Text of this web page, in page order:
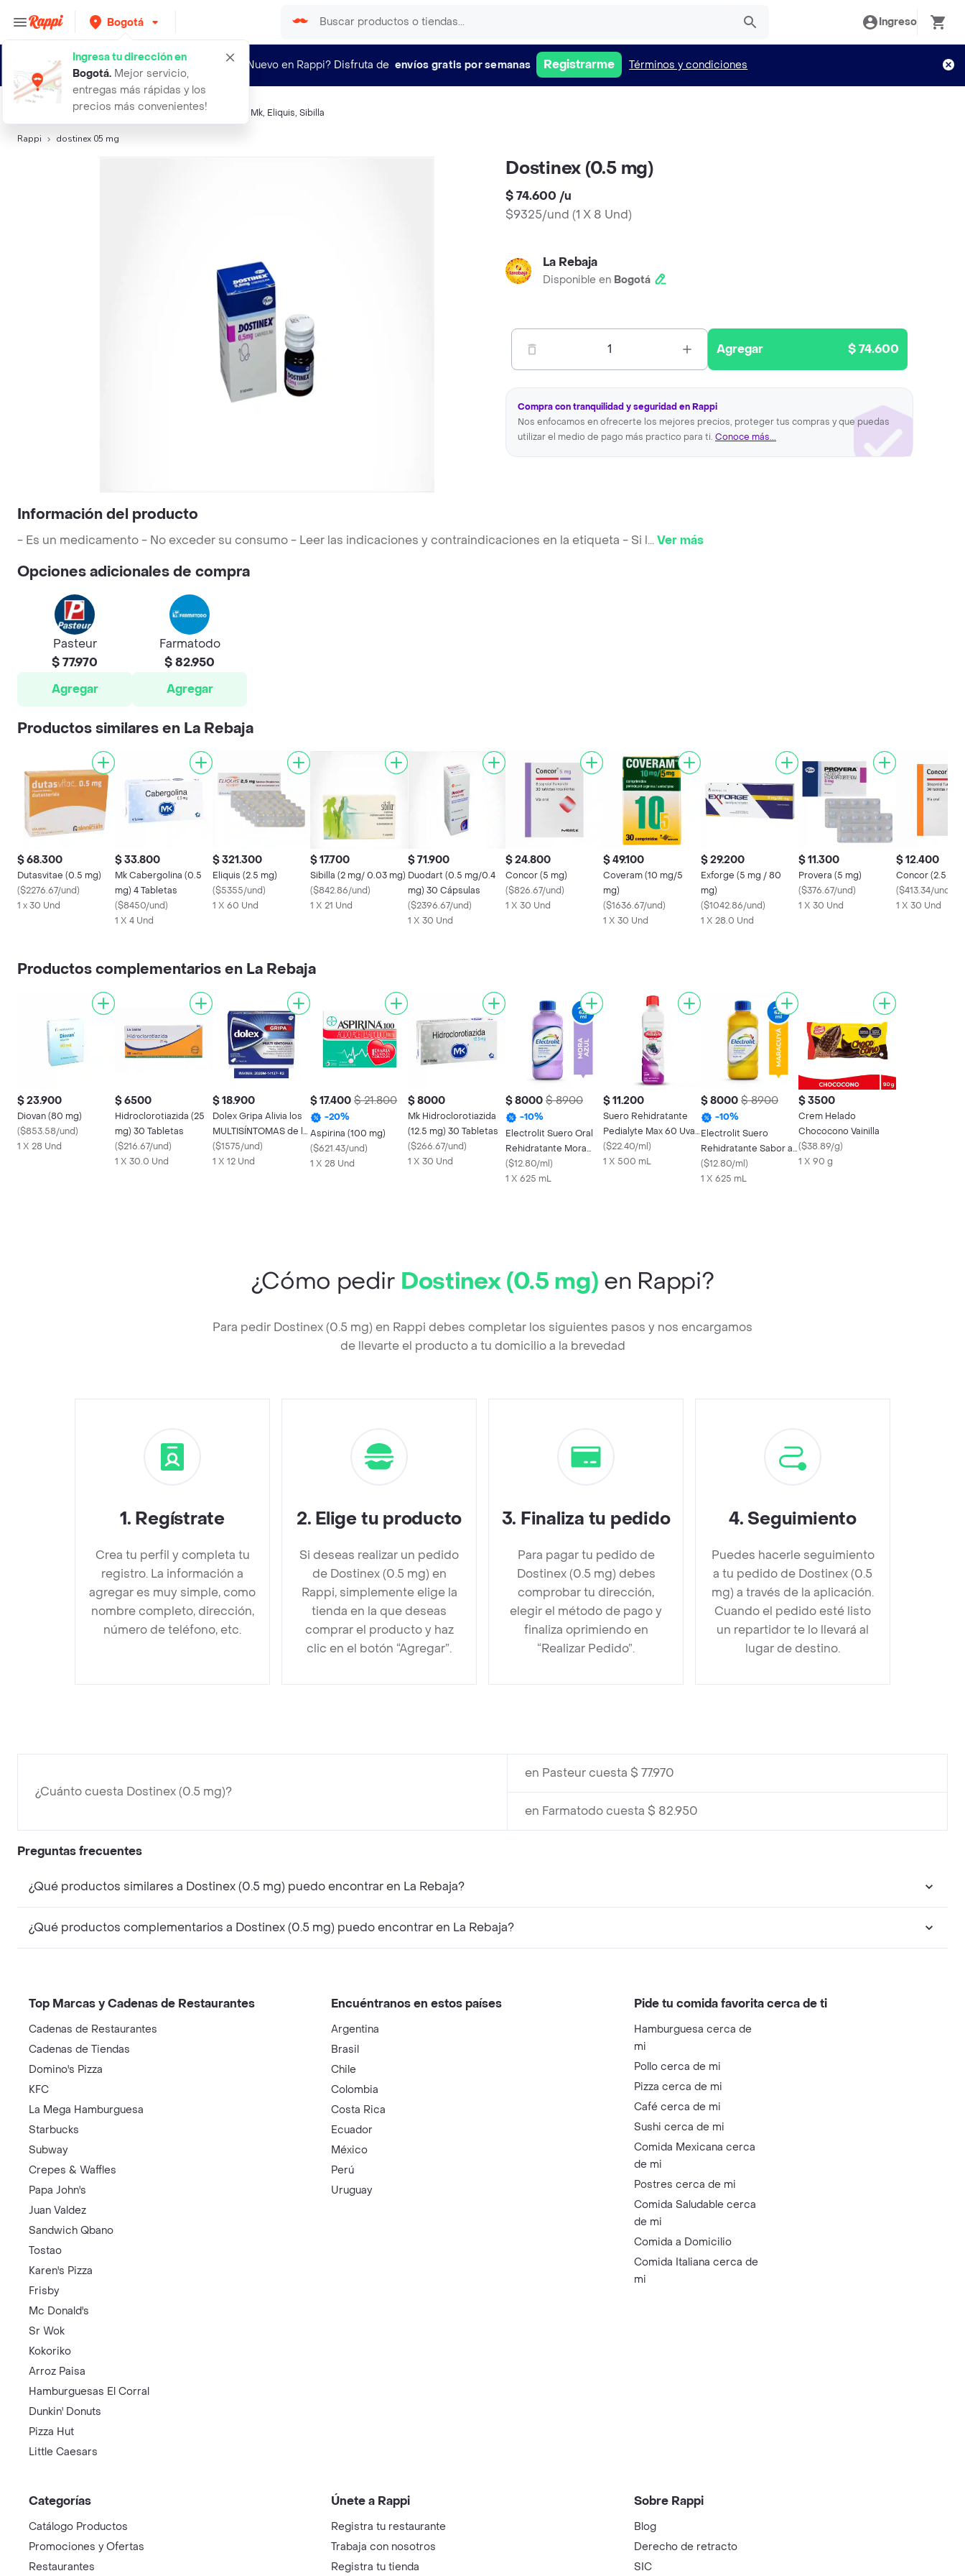
Bogotá
Ingresa tu dirección en
Bogotá. Mejor servicio,
entregas más rápidas y los
precios más convenientes!
Ingreso
¿Nuevo en Rappi? Disfruta de envíos gratis por semanas Registrarme Términos y condiciones
Búsquedas relacionadas:Sistema Nervioso, Mk, Eliquis, Sibilla
Rappi dostinex 05 mg
Dostinex (0.5 mg)
$ 74.600 /u
$9325/und (1 X 8 Und)
La Rebaja
Disponible en Bogotá
1 Agregar $ 74.600
Compra con tranquilidad y seguridad en Rappi
Nos enfocamos en ofrecerte los mejores precios, proteger tus compras y que puedas
utilizar el medio de pago más practico para ti. Conoce más...
Información del producto
- Es un medicamento - No exceder su consumo - Leer las indicaciones y contraindicaciones en la etiqueta - Si l...Ver más
Opciones adicionales de compra
Pasteur
$ 77.970
Agregar
Farmatodo
$ 82.950
Agregar
Productos similares en La Rebaja
$ 68.300
Dutasvitae (0.5 mg)
($2276.67/und)
1 x 30 Und
$ 33.800
Mk Cabergolina (0.5
mg) 4 Tabletas
($8450/und)
1 X 4 Und
$ 321.300
Eliquis (2.5 mg)
($5355/und)
1 X 60 Und
$ 17.700
Sibilla (2 mg/ 0.03 mg)
($842.86/und)
1 X 21 Und
$ 71.900
Duodart (0.5 mg/0.4
mg) 30 Cápsulas
($2396.67/und)
1 X 30 Und
$ 24.800
Concor (5 mg)
($826.67/und)
1 X 30 Und
$ 49.100
Coveram (10 mg/5
mg)
($1636.67/und)
1 X 30 Und
$ 29.200
Exforge (5 mg / 80
mg)
($1042.86/und)
1 X 28.0 Und
$ 11.300
Provera (5 mg)
($376.67/und)
1 X 30 Und
$ 12.400
Concor (2.5 mg)
($413.34/und
1 X 30 Und
Productos complementarios en La Rebaja
$ 23.900
Diovan (80 mg)
($853.58/und)
1 X 28 Und
$ 6500
Hidroclorotiazida (25
mg) 30 Tabletas
($216.67/und)
1 X 30.0 Und
$ 18.900
Dolex Gripa Alivia los
MULTISÍNTOMAS de la
Gripa X 12 tabs
($1575/und)
1 X 12 Und
$ 17.400 $ 21.800
-20%
Aspirina (100 mg)
($621.43/und)
1 X 28 Und
$ 8000
Mk Hidroclorotiazida
(12.5 mg) 30 Tabletas
($266.67/und)
1 X 30 Und
$ 8000 $ 8900
-10%
Electrolit Suero Oral
Rehidratante Mora
Azul
($12.80/ml)
1 X 625 mL
$ 11.200
Suero Rehidratante
Pedialyte Max 60 Uva
Frasco 500 mL
($22.40/ml)
1 X 500 mL
$ 8000 $ 8900
-10%
Electrolit Suero
Rehidratante Sabor a
Maracuyá
($12.80/ml)
1 X 625 mL
$ 3500
Crem Helado
Chococono Vainilla
($38.89/g)
1 X 90 g
¿Cómo pedir Dostinex (0.5 mg) en Rappi?
Para pedir Dostinex (0.5 mg) en Rappi debes completar los siguientes pasos y nos encargamos
de llevarte el producto a tu domicilio a la brevedad
1. Regístrate
Crea tu perfil y completa tu
registro. La información a
agregar es muy simple, como
nombre completo, dirección,
número de teléfono, etc.
2. Elige tu producto
Si deseas realizar un pedido
de Dostinex (0.5 mg) en
Rappi, simplemente elige la
tienda en la que deseas
comprar el producto y haz
clic en el botón “Agregar”.
3. Finaliza tu pedido
Para pagar tu pedido de
Dostinex (0.5 mg) debes
comprobar tu dirección,
elegir el método de pago y
finaliza oprimiendo en
“Realizar Pedido”.
4. Seguimiento
Puedes hacerle seguimiento
a tu pedido de Dostinex (0.5
mg) a través de la aplicación.
Cuando el pedido esté listo
un repartidor te lo llevará al
lugar de destino.
¿Cuánto cuesta Dostinex (0.5 mg)?
en Pasteur cuesta $ 77.970
en Farmatodo cuesta $ 82.950
Preguntas frecuentes
¿Qué productos similares a Dostinex (0.5 mg) puedo encontrar en La Rebaja?
¿Qué productos complementarios a Dostinex (0.5 mg) puedo encontrar en La Rebaja?
Top Marcas y Cadenas de Restaurantes
Cadenas de Restaurantes
Cadenas de Tiendas
Domino's Pizza
KFC
La Mega Hamburguesa
Starbucks
Subway
Crepes & Waffles
Papa John's
Juan Valdez
Sandwich Qbano
Tostao
Karen's Pizza
Frisby
Mc Donald's
Sr Wok
Kokoriko
Arroz Paisa
Hamburguesas El Corral
Dunkin' Donuts
Pizza Hut
Little Caesars
Encuéntranos en estos países
Argentina
Brasil
Chile
Colombia
Costa Rica
Ecuador
México
Perú
Uruguay
Pide tu comida favorita cerca de ti
Hamburguesa cerca de
mi
Pollo cerca de mi
Pizza cerca de mi
Café cerca de mi
Sushi cerca de mi
Comida Mexicana cerca
de mi
Postres cerca de mi
Comida Saludable cerca
de mi
Comida a Domicilio
Comida Italiana cerca de
mi
Categorías
Catálogo Productos
Promociones y Ofertas
Restaurantes
Únete a Rappi
Registra tu restaurante
Trabaja con nosotros
Registra tu tienda
Sobre Rappi
Blog
Derecho de retracto
SIC